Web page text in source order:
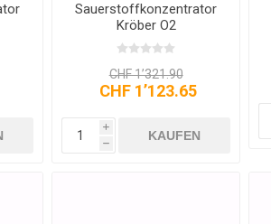
Sauerstoffkonzentrator
Kröber O2
CHF 1’321.90
CHF 1’123.65
i
h
KAUFEN